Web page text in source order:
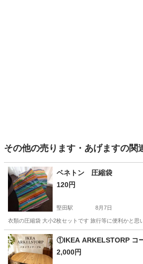
その他の売ります・あげますの関
ベネトン 圧縮袋
120円
堅田駅 8月7日
衣類の圧縮袋 大小2枚セットです 旅行等に便利かと思
滋賀 大津市
①IKEA ARKELSTORP コ
2,000円